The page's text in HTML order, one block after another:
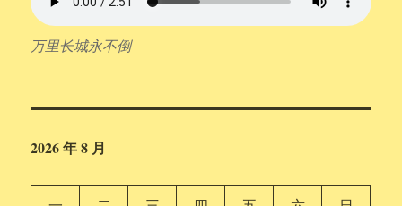
万里长城永不倒
2026 年 8 月